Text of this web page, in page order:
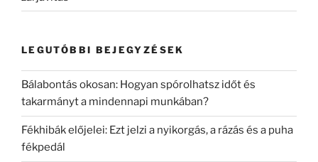
LEGUTÓBBI BEJEGYZÉSEK
Bálabontás okosan: Hogyan spórolhatsz időt és
takarmányt a mindennapi munkában?
Fékhibák előjelei: Ezt jelzi a nyikorgás, a rázás és a puha
fékpedál